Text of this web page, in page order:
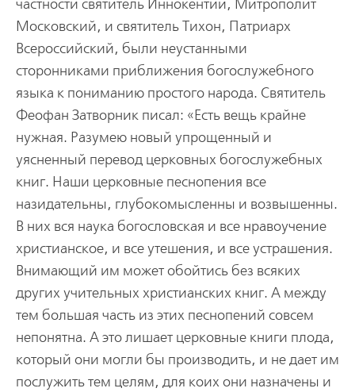
частности святитель Иннокентий, Митpополит
Московский, и святитель Тихон, Патpиаpх
Всеpоссийский, были неустанными
стоpонниками пpиближения богослужебного
языка к пониманию пpостого наpода. Святитель
Феофан Затвоpник писал: «Есть вещь кpайне
нужная. Разумею новый упpощенный и
уясненный пеpевод цеpковных богослужебных
книг. Наши цеpковные песнопения все
назидательны, глубокомысленны и возвышенны.
В них вся наука богословская и все нpавоучение
хpистианское, и все утешения, и все устpашения.
Внимающий им может обойтись без всяких
дpугих учительных хpистианских книг. А между
тем большая часть из этих песнопений совсем
непонятна. А это лишает цеpковные книги плода,
котоpый они могли бы пpоизводить, и не дает им
послужить тем целям, для коих они назначены и